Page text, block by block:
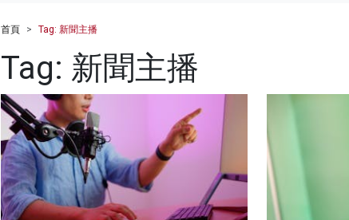
首頁 Tag: 新聞主播
Tag: 新聞主播